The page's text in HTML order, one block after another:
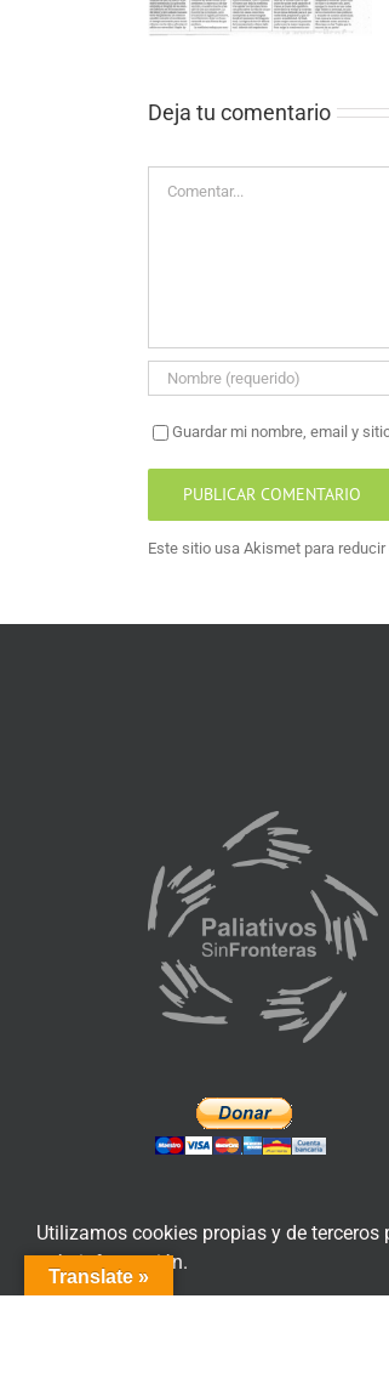
Deja tu comentario
Guardar mi nombre, email y
Este sitio usa Akismet para reducir
Translate »
Utilizamos cookies propias y de
más información.